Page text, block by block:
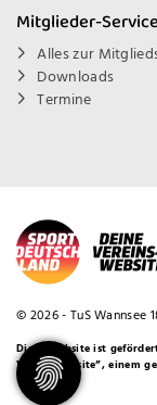
Mitglieder-Service
Alles zur
Downloads
Termine
© 2026 - TuS Wannsee
Diese Website ist
Vereinswebsite”, einem